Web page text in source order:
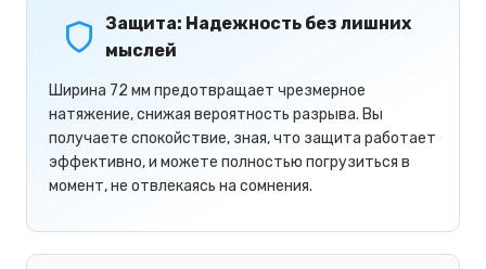
Защита: Надежность без лишних
мыслей
Ширина 72 мм предотвращает чрезмерное
натяжение, снижая вероятность разрыва. Вы
получаете спокойствие, зная, что защита работает
эффективно, и можете полностью погрузиться в
момент, не отвлекаясь на сомнения.